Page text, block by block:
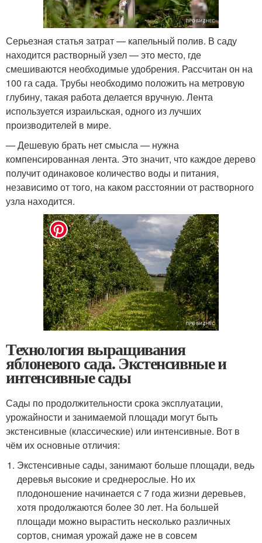
Серьезная статья затрат — капельный полив. В саду
находится растворный узел — это место, где
смешиваются необходимые удобрения. Рассчитан он на
100 га сада. Трубы необходимо положить на метровую
глубину, такая работа делается вручную. Лента
используется израильская, одного из лучших
производителей в мире.
— Дешевую брать нет смысла — нужна
компенсированная лента. Это значит, что каждое дерево
получит одинаковое количество воды и питания,
независимо от того, на каком расстоянии от растворного
узла находится.
Технология выращивания
яблоневого сада. Экстенсивные и
интенсивные сады
Сады по продолжительности срока эксплуатации,
урожайности и занимаемой площади могут быть
экстенсивные (классические) или интенсивные. Вот в
чём их основные отличия:
Экстенсивные сады, занимают больше площади, ведь
деревья высокие и среднерослые. Но их
плодоношение начинается с 7 года жизни деревьев,
хотя продолжаются более 30 лет. На большей
площади можно вырастить несколько различных
сортов, снимая урожай даже не в совсем